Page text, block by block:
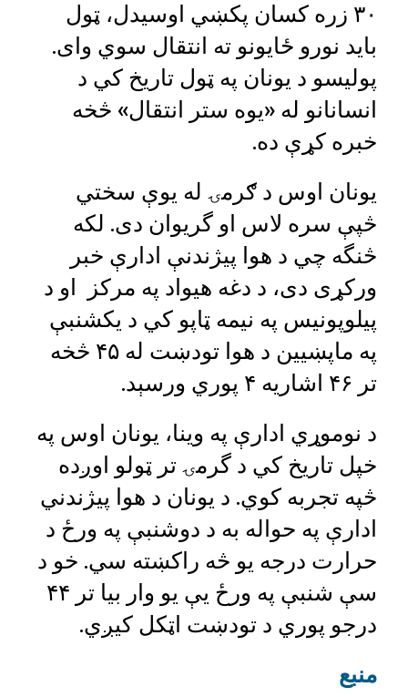
۳۰ زره کسان پکښي اوسيدل، ټول
بايد نورو ځايونو ته انتقال سوي وای.
پوليسو د يونان په ټول تاريخ کي د
انسانانو له «يوه ستر انتقال» څخه
خبره کړې ده.
يونان اوس د ګرمۍ له يوې سختي
څپې سره لاس او گريوان دی. لکه
څنگه چي د هوا پيژندنې ادارې خبر
ورکړی دی، د دغه هيواد په مرکز او د
پيلوپونيس په نيمه ټاپو کي د يکشنبې
په ماپښيين د هوا تودښت له ۴۵ څخه
تر ۴۶ اشاريه ۴ پوري ورسېد.
د نوموړي ادارې په وينا، يونان اوس په
خپل تاريخ کي د گرمۍ تر ټولو اوږده
څپه تجربه کوي. د يونان د هوا پيژندني
ادارې په حواله به د دوشنبې په ورځ د
حرارت درجه يو څه راکښته سي. خو د
سې شنبې په ورځ يې يو وار بيا تر ۴۴
درجو پوري د تودښت اټکل کيږي.
منبع